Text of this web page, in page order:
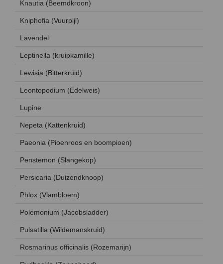
Knautia (Beemdkroon)
Kniphofia (Vuurpijl)
Lavendel
Leptinella (kruipkamille)
Lewisia (Bitterkruid)
Leontopodium (Edelweis)
Lupine
Nepeta (Kattenkruid)
Paeonia (Pioenroos en boompioen)
Penstemon (Slangekop)
Persicaria (Duizendknoop)
Phlox (Vlambloem)
Polemonium (Jacobsladder)
Pulsatilla (Wildemanskruid)
Rosmarinus officinalis (Rozemarijn)